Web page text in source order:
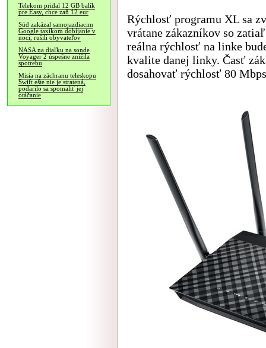
Telekom pridal 12 GB balík
pre Easy, chce zaň 12 eur
Súd zakázal samojazdiacim
Google taxíkom dobíjanie v
noci, rušili obyvateľov
NASA na diaľku na sonde
Voyager 2 úspešne znížila
spotrebu
Misia na záchranu teleskopu
Swift ešte nie je stratená,
podarilo sa spomaliť jej
otáčanie
Rýchlosť programu XL sa
vrátane zákazníkov so
reálna rýchlosť na linke
kvalite danej linky. Časť
dosahovať rýchlosť 80